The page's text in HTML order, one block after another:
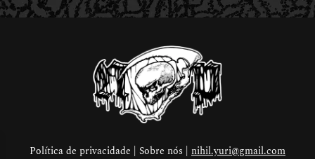
Política de privacidade | Sobre nós | nihil.yuri@gmail.com